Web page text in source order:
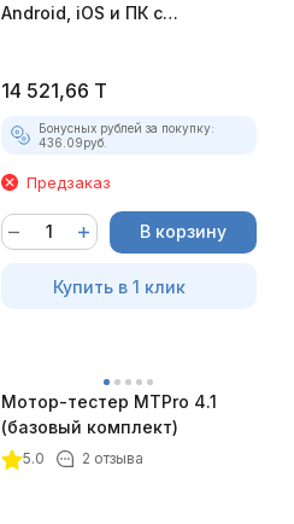
Android, iOS и ПК с
14 521,66 T
Бонусных рублей за покупку:
436.09руб.
Предзаказ
В корзину
Купить в 1 клик
Мотор-тестер MTPro 4.1
(базовый комплект)
5.0 2 отзыва